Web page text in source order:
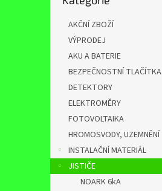
AKČNÍ ZBOŽÍ
VÝPRODEJ
AKU A BATERIE
BEZPEČNOSTNÍ TLAČÍTKA
DETEKTORY
ELEKTROMĚRY
FOTOVOLTAIKA
HROMOSVODY, UZEMNĚNÍ
INSTALAČNÍ MATERIÁL
JISTIČE
NOARK 6kA